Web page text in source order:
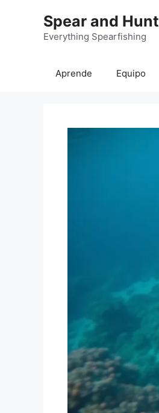
contenido
Spear and Hunt
Everything Spearfishing
Aprende Equipo